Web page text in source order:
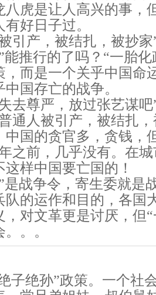
八虎是让人高兴的事，
好日子过。
引产，被结扎，被抄
能推行的了吗？“一胎
，而是一个关乎中国命
国存亡的战争。
去尊严，放过张艺谋
通人被引产，被结扎
中国的贪官多，贪钱，
之前，几乎没有。在
样中国要亡国的！
是战争令，寄生委就是
队的运作和目的，各国
对文革更是讨厌，但
。。
子绝孙”政策。一个社